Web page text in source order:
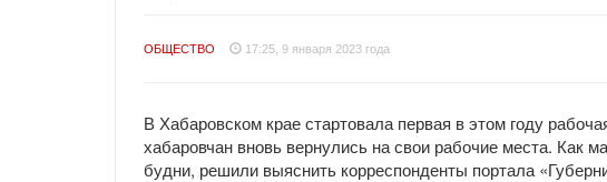
ОБЩЕСТВО 17:25, 9 января 2023 года
В Хабаровском крае стартовала первая в этом году
хабаровчан вновь вернулись на свои рабочие места. Как
будни, решили выяснить корреспонденты портала